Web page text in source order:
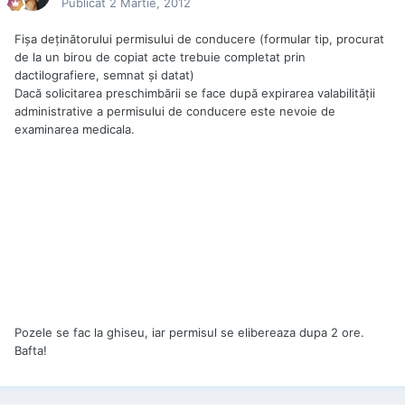
Fişa deţinătorului permisului de conducere (formular tip, procurat
de la un birou de copiat acte trebuie completat prin
dactilografiere, semnat şi datat)
Dacă solicitarea preschimbării se face după expirarea valabilităţii
administrative a permisului de conducere este nevoie de
examinarea medicala.
Pozele se fac la ghiseu, iar permisul se elibereaza dupa 2 ore.
Bafta!